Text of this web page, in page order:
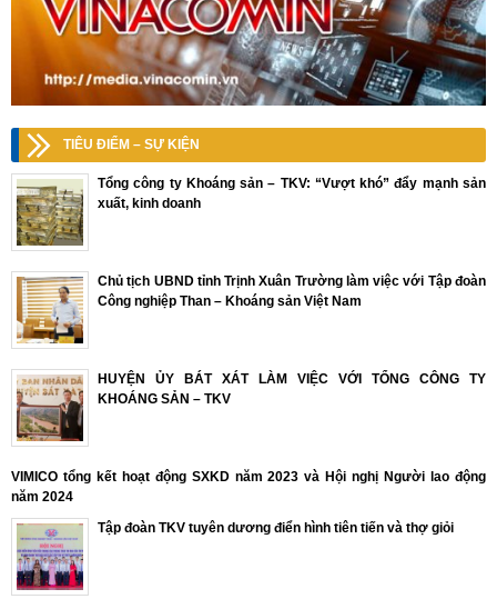
TIÊU ĐIỂM – SỰ KIỆN
Tổng công ty Khoáng sản – TKV: “Vượt khó” đẩy mạnh sản
xuất, kinh doanh
Chủ tịch UBND tỉnh Trịnh Xuân Trường làm việc với Tập đoàn
Công nghiệp Than – Khoáng sản Việt Nam
HUYỆN ỦY BÁT XÁT LÀM VIỆC VỚI TỔNG CÔNG TY
KHOÁNG SẢN – TKV
VIMICO tổng kết hoạt động SXKD năm 2023 và Hội nghị Người lao động
năm 2024
Tập đoàn TKV tuyên dương điển hình tiên tiến và thợ giỏi